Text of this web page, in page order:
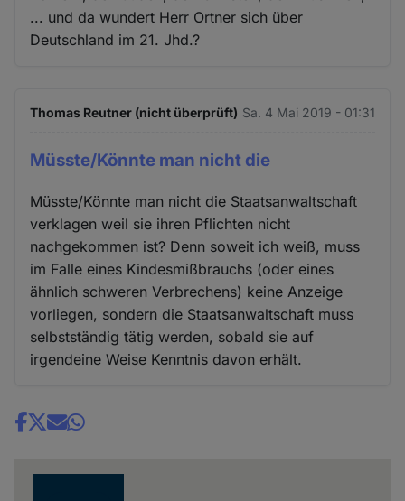
... und da wundert Herr Ortner sich über
Deutschland im 21. Jhd.?
Thomas Reutner (nicht überprüft) Sa. 4 Mai 2019 - 01:31
Müsste/Könnte man nicht die
Müsste/Könnte man nicht die Staatsanwaltschaft
verklagen weil sie ihren Pflichten nicht
nachgekommen ist? Denn soweit ich weiß, muss
im Falle eines Kindesmißbrauchs (oder eines
ähnlich schweren Verbrechens) keine Anzeige
vorliegen, sondern die Staatsanwaltschaft muss
selbstständig tätig werden, sobald sie auf
irgendeine Weise Kenntnis davon erhält.
Share